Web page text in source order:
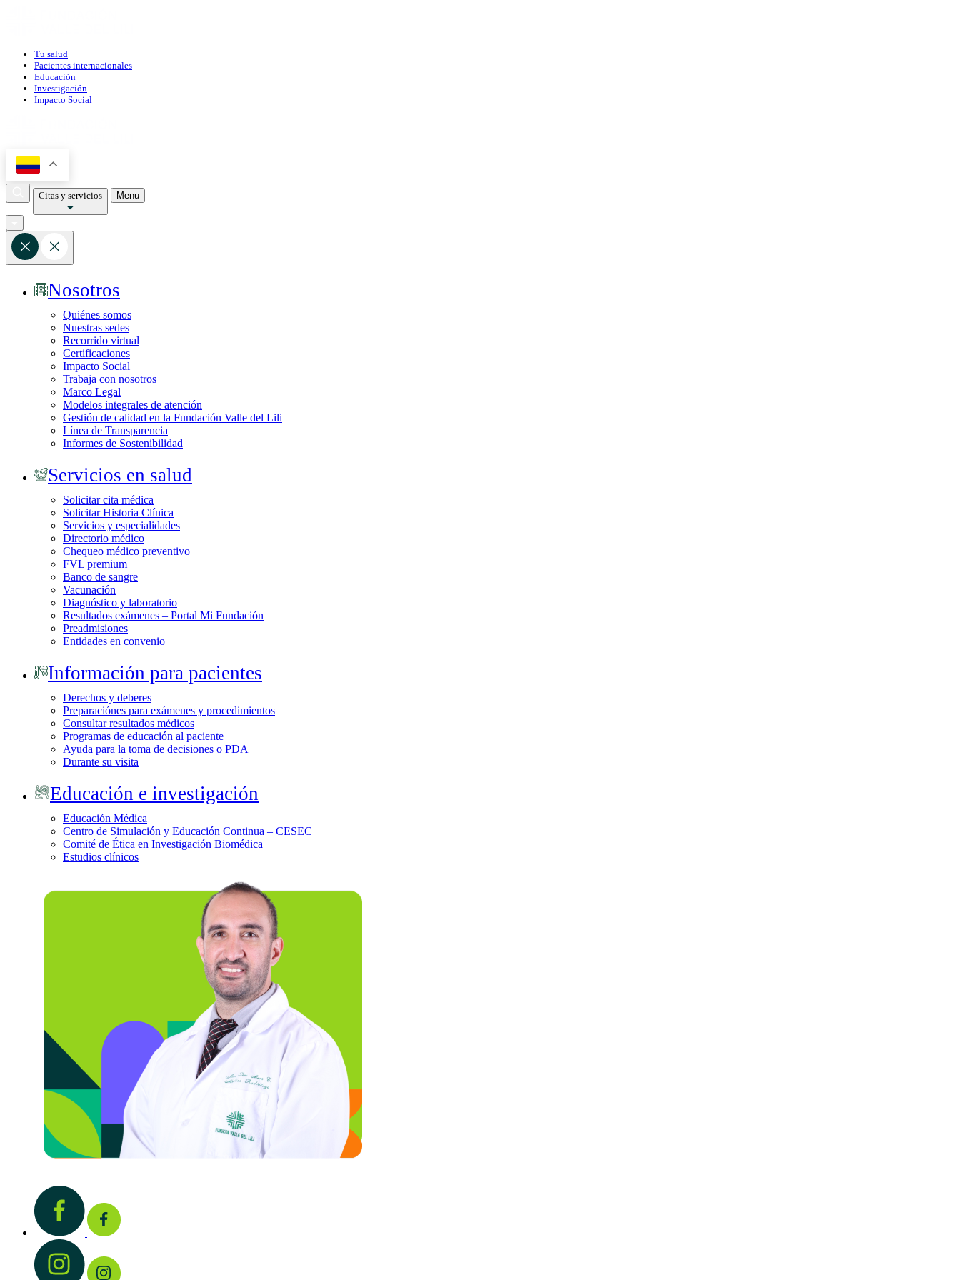
Tu salud
Pacientes internacionales
Educación
Investigación
Impacto Social
Citas y servicios Menu
Nosotros
Quiénes somos
Nuestras sedes
Recorrido virtual
Certificaciones
Impacto Social
Trabaja con nosotros
Marco Legal
Modelos integrales de atención
Gestión de calidad en la Fundación Valle del Lili
Línea de Transparencia
Informes de Sostenibilidad
Servicios en salud
Solicitar cita médica
Solicitar Historia Clínica
Servicios y especialidades
Directorio médico
Chequeo médico preventivo
FVL premium
Banco de sangre
Vacunación
Diagnóstico y laboratorio
Resultados exámenes – Portal Mi Fundación
Preadmisiones
Entidades en convenio
Información para pacientes
Derechos y deberes
Preparaciónes para exámenes y procedimientos
Consultar resultados médicos
Programas de educación al paciente
Ayuda para la toma de decisiones o PDA
Durante su visita
Educación e investigación
Educación Médica
Centro de Simulación y Educación Continua – CESEC
Comité de Ética en Investigación Biomédica
Estudios clínicos